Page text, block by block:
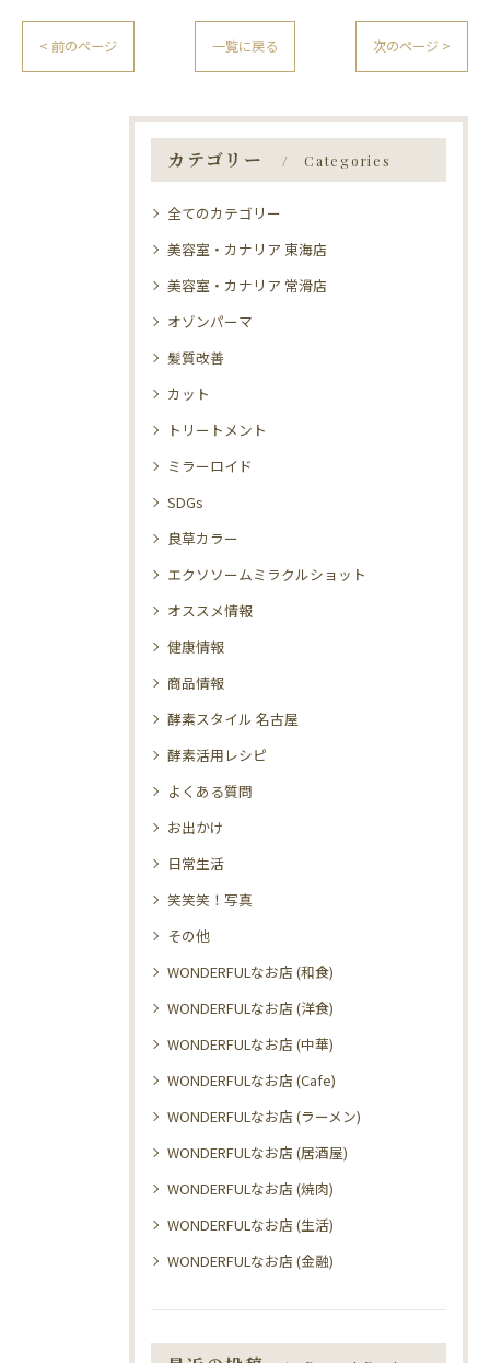
< 前のページ 一覧に戻る 次のページ >
カテゴリー Categories
全てのカテゴリー
美容室・カナリア 東海店
美容室・カナリア 常滑店
オゾンパーマ
髪質改善
カット
トリートメント
ミラーロイド
SDGs
良草カラー
エクソソームミラクルショット
オススメ情報
健康情報
商品情報
酵素スタイル 名古屋
酵素活用レシピ
よくある質問
お出かけ
日常生活
笑笑笑！写真
その他
WONDERFULなお店 (和食)
WONDERFULなお店 (洋食)
WONDERFULなお店 (中華)
WONDERFULなお店 (Cafe)
WONDERFULなお店 (ラーメン)
WONDERFULなお店 (居酒屋)
WONDERFULなお店 (焼肉)
WONDERFULなお店 (生活)
WONDERFULなお店 (金融)